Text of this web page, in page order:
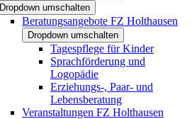
Dropdown umschalten
Beratungsangebote FZ Holthausen
Dropdown umschalten
Tagespflege für Kinder
Sprachförderung und
Logopädie
Erziehungs-, Paar- und
Lebensberatung
Veranstaltungen FZ Holthausen